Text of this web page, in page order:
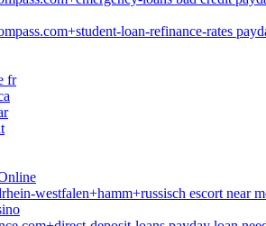
loan-refinance-rates
fr
westfalen+hamm+russisch escort near